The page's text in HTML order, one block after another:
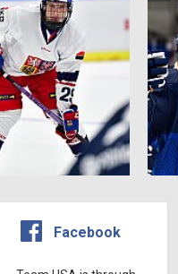
Facebook